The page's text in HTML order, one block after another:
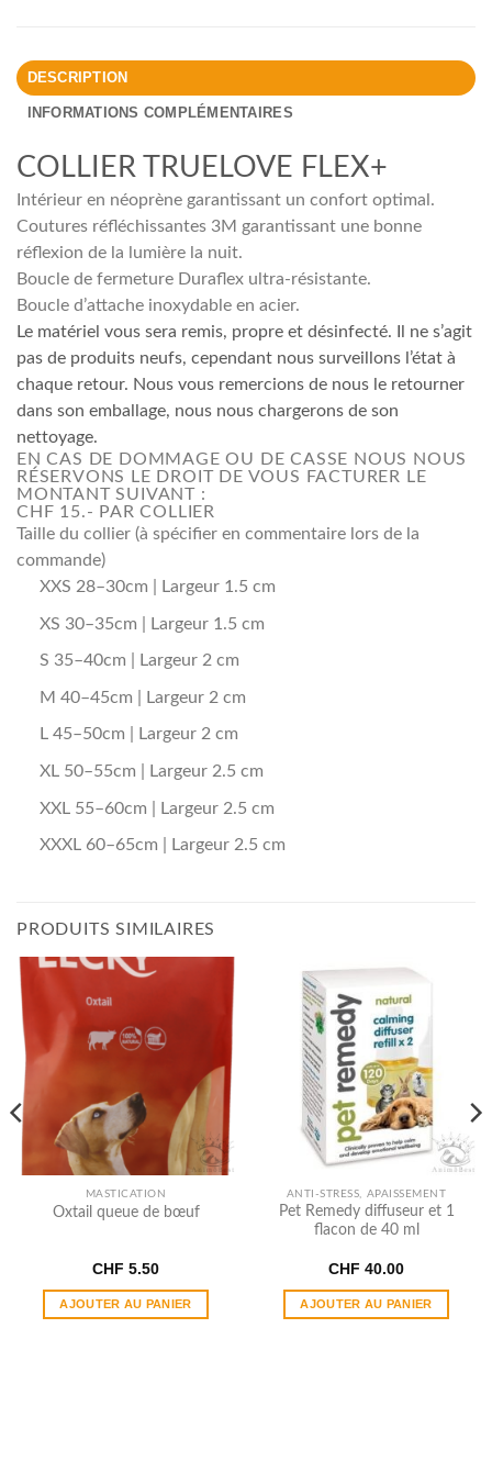
DESCRIPTION
INFORMATIONS COMPLÉMENTAIRES
COLLIER TRUELOVE FLEX+
Intérieur en néoprène garantissant un confort optimal.
Coutures réfléchissantes 3M garantissant une bonne
réflexion de la lumière la nuit.
Boucle de fermeture Duraflex ultra-résistante.
Boucle d’attache inoxydable en acier.
Le matériel vous sera remis, propre et désinfecté. Il ne s’agit
pas de produits neufs, cependant nous surveillons l’état à
chaque retour. Nous vous remercions de nous le retourner
dans son emballage, nous nous chargerons de son
nettoyage.
EN CAS DE DOMMAGE OU DE CASSE NOUS NOUS
RÉSERVONS LE DROIT DE VOUS FACTURER LE
MONTANT SUIVANT :
CHF 15.- PAR COLLIER
Taille du collier (à spécifier en commentaire lors de la
commande)
XXS 28–30cm | Largeur 1.5 cm
XS 30–35cm | Largeur 1.5 cm
S 35–40cm | Largeur 2 cm
M 40–45cm | Largeur 2 cm
L 45–50cm | Largeur 2 cm
XL 50–55cm | Largeur 2.5 cm
XXL 55–60cm | Largeur 2.5 cm
XXXL 60–65cm | Largeur 2.5 cm
PRODUITS SIMILAIRES
MASTICATION
Oxtail queue de bœuf
CHF 5.50
AJOUTER AU PANIER
ANTI-STRESS, APAISSEMENT
Pet Remedy diffuseur et 1
flacon de 40 ml
CHF 40.00
AJOUTER AU PANIER